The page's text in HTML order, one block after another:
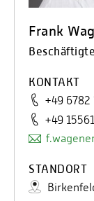
Frank
KONTAKT
+49 6782
+49
STANDORT